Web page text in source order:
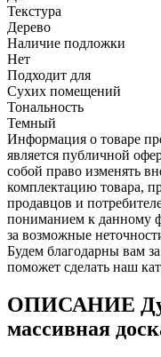
Текстура
Дерево
Наличие подложки
Нет
Подходит для
Сухих помещений
Тональность
Темный
Информация о товаре
является публичной
собой право изменять
комплектацию товара,
продавцов и
пониманием к данному
за возможные
Будем благодарны вам за
поможет сделать наш
ОПИСАНИЕ
массивная